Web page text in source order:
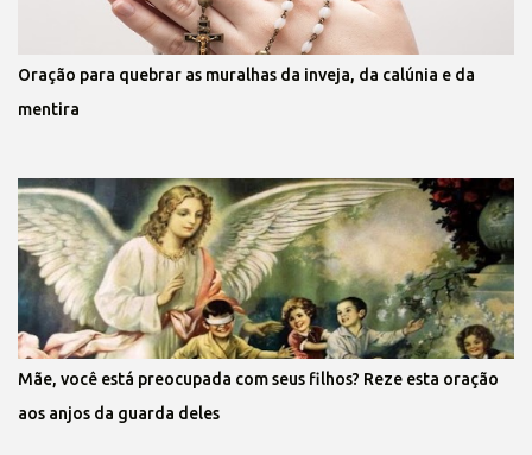
Oração para quebrar as muralhas da inveja, da calúnia e da
mentira
Mãe, você está preocupada com seus filhos? Reze esta oração
aos anjos da guarda deles